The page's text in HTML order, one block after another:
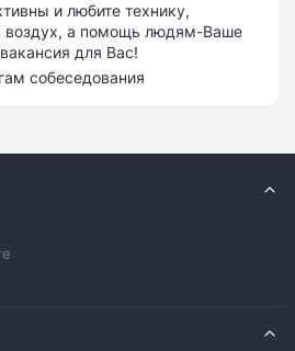
и любите технику,
воздух, а помощь людям-Ваше
для Вас!
собеседования